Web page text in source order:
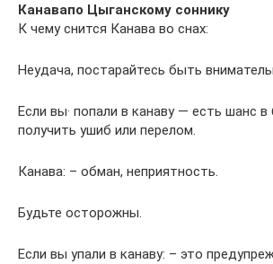
Канавапо Цыганскому соннику
К чему снится Канава во снах:
Неудача, постарайтесь быть
Если вы· попали в канаву — есть шанс
получить ушиб или перелом.
Канава: – обман, неприятность.
Будьте осторожны.
Если вы упали в канаву: – это